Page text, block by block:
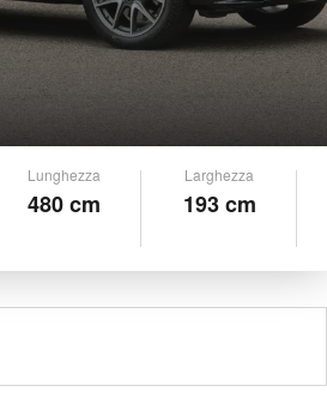
Lunghezza
480 cm
Larghezza
193 cm